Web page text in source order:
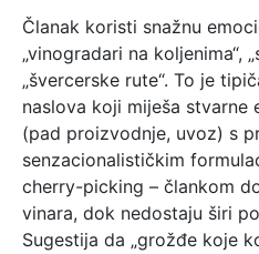
Članak koristi snažnu
„vinogradari na koljenima“,
„švercerske rute“. To je
naslova koji miješa stvarne
(pad proizvodnje, uvoz) s
senzacionalističkim
cherry-picking – člankom
vinara, dok nedostaju širi
Sugestija da „grožđe koje